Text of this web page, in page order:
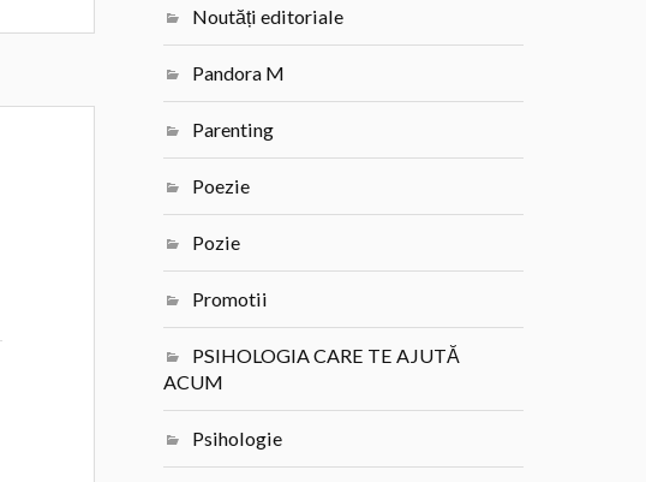
Noutăți editoriale
Pandora M
Parenting
Poezie
Pozie
Promotii
PSIHOLOGIA CARE TE AJUTĂ
ACUM
Psihologie